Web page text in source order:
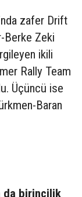
zafer Drift
Berke Zeki
ikili
Rally Team
Üçüncü ise
Baran
da birincilik